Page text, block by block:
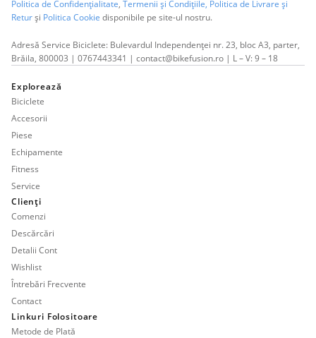
Politica de Confidențialitate, Termenii și Condițiile, Politica de Livrare și
Returși Politica Cookie disponibile pe site-ul nostru.
Adresă Service Biciclete: Bulevardul Independenței nr. 23, bloc A3, parter,
Brăila, 800003 | 0767443341 | contact@bikefusion.ro | L – V: 9 – 18
Explorează
Biciclete
Accesorii
Piese
Echipamente
Fitness
Service
Clienți
Comenzi
Descărcări
Detalii Cont
Wishlist
Întrebări Frecvente
Contact
Linkuri Folositoare
Metode de Plată